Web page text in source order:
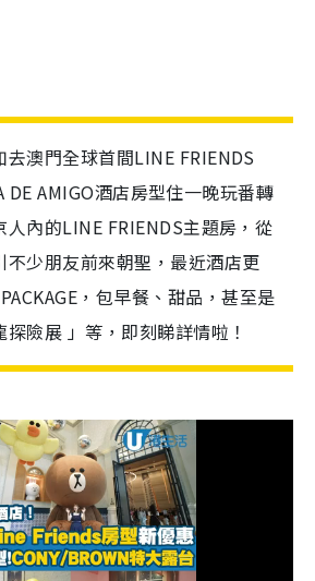
去澳門全球首間LINE FRIENDS
DE AMIGO酒店房型住一晚玩番轉
內的LINE FRIENDS主題房，從
不少朋友前來朝聖，最近酒店更
，包早餐、甜品，甚至是
探險展 」等，即刻睇詳情啦！